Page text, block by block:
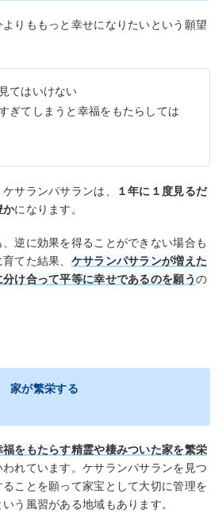
りももっと幸せになりたいという願望
てはいけない
ぎてしまうと幸福をもたらしては
サランパサランは、
１年に１度見るだ
かになります。
逆に効果を得ることができない場合も
てた結果、 ケサランパサランが増えた
け合って平等に幸せであるのを願うの
家が繁栄する
福をもたらす精霊や棲みついた家を繁栄
われています。ケサランパサランを見つ
ことを願って家宝として大切に管理を
う風習がある地域もあります。